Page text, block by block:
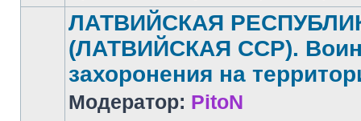
ЛАТВИЙСКАЯ
(ЛАТВИЙСКАЯ ССР).
захоронения на
Модератор: PitoN